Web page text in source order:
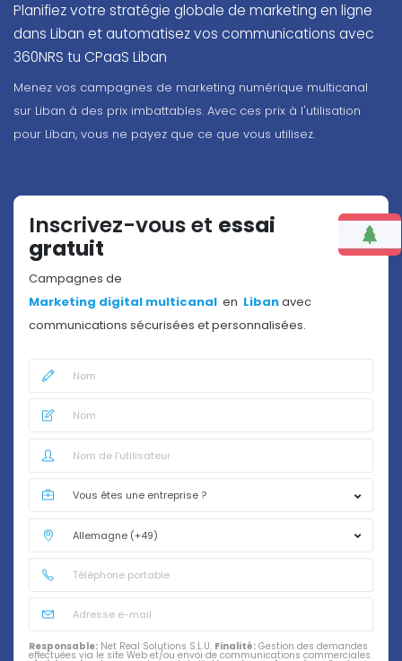
Planifiez votre stratégie globale de marketing en ligne
dans Liban et automatisez vos communications avec
360NRS tu CPaaS Liban
Menez vos campagnes de marketing numérique multicanal
sur Liban à des prix imbattables. Avec ces prix à l'utilisation
pour Liban, vous ne payez que ce que vous utilisez.
Inscrivez-vous et essai
gratuit
Campagnes de
Marketing digital multicanal en Libanavec
communications sécurisées et personnalisées.
Responsable: Net Real Solutions S.L.U. Finalité: Gestion des demandes
effectuées via le site Web et/ou envoi de communications commerciales.